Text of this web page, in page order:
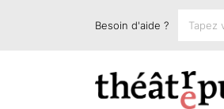
Besoin d'aide ?